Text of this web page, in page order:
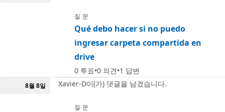
질문
Qué debo hacer si no puedo
ingresar carpeta compartida en
drive
0 투표 0 의견 1 답변
8월 8일 Xavier-D이(가) 댓글을 남겼습니다.
질문